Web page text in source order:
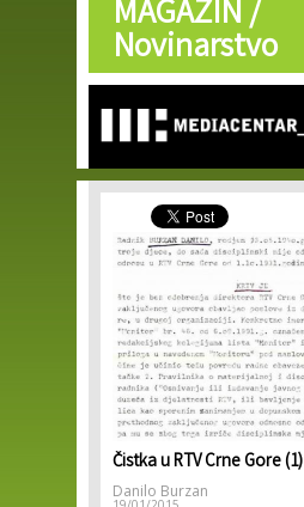
Skip to
main
content
MAGAZIN /
Novinarstvo
Čistka u RTV Crne Gore (1)
Danilo Burzan